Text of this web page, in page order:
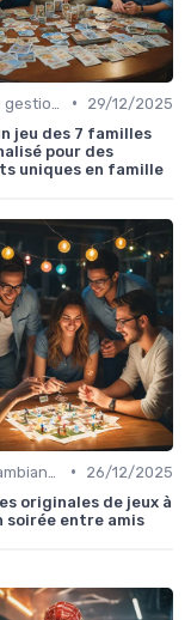
•
29/12/2025
jeu des 7 familles
pour des
uniques en famille
•
26/12/2025
originales de jeux à
soirée entre amis